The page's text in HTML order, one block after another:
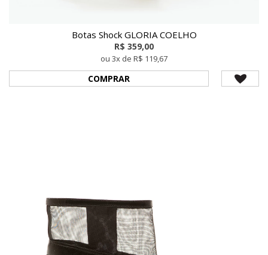
Botas Shock GLORIA COELHO
R$ 359,00
ou 3x de R$ 119,67
COMPRAR